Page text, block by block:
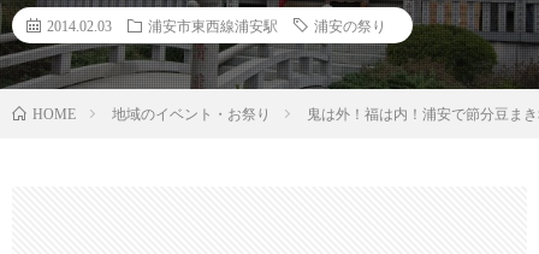
2014.02.03 浦安市東西線浦安駅 浦安の祭り
HOME 地域のイベント・お祭り 鬼は外！福は内！浦安で節分豆ま